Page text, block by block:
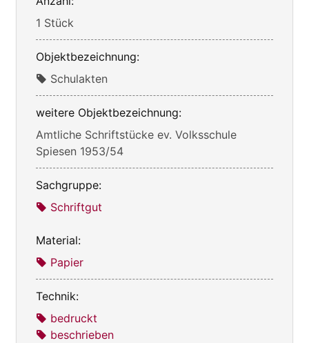
1 Stück
Objektbezeichnung:
Schulakten
weitere Objektbezeichnung:
Amtliche Schriftstücke ev. Volksschule
Spiesen 1953/54
Sachgruppe:
Schriftgut
Material:
Papier
Technik:
bedruckt
beschrieben